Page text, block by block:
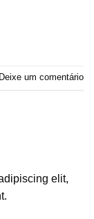
Deixe um comentário
elit,